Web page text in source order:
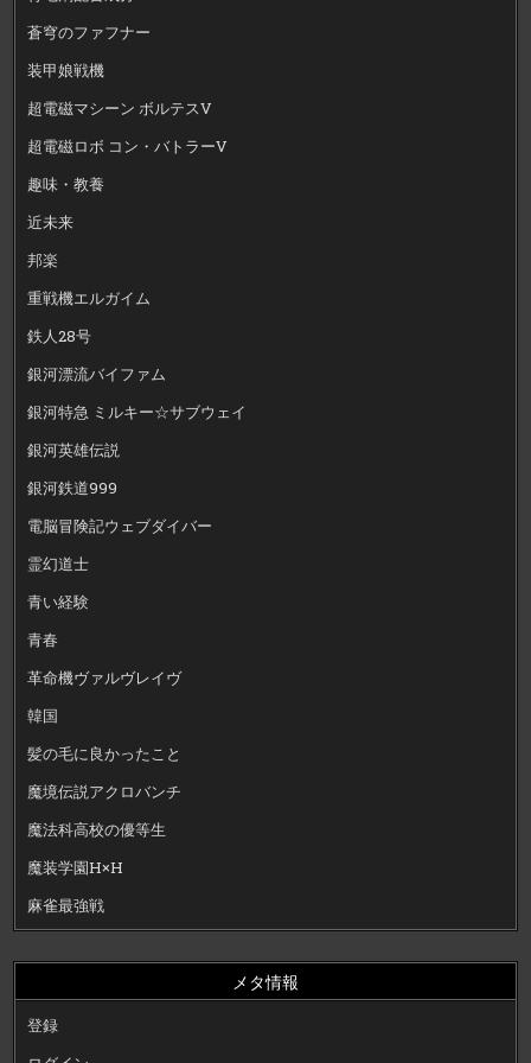
蒼穹のファフナー
装甲娘戦機
超電磁マシーン ボルテスV
超電磁ロボ コン・バトラーV
趣味・教養
近未来
邦楽
重戦機エルガイム
鉄人28号
銀河漂流バイファム
銀河特急 ミルキー☆サブウェイ
銀河英雄伝説
銀河鉄道999
電脳冒険記ウェブダイバー
霊幻道士
青い経験
青春
革命機ヴァルヴレイヴ
韓国
髪の毛に良かったこと
魔境伝説アクロバンチ
魔法科高校の優等生
魔装学園H×H
麻雀最強戦
メタ情報
登録